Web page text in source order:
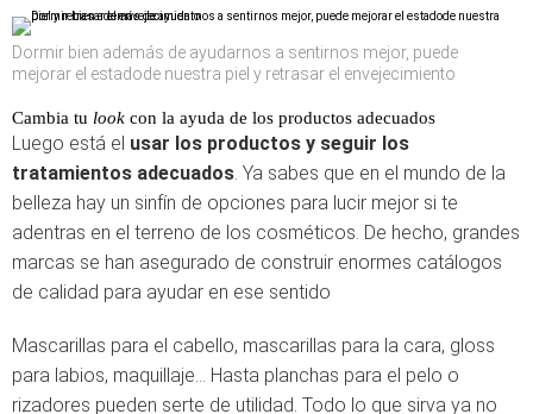
Dormir bien además de ayudarnos a sentirnos mejor, puede
mejorar el estadode nuestra piel y retrasar el envejecimiento
Cambia tu look con la ayuda de los productos adecuados
Luego está el usar los productos y seguir los
tratamientos adecuados. Ya sabes que en el mundo de la
belleza hay un sinfín de opciones para lucir mejor si te
adentras en el terreno de los cosméticos. De hecho, grandes
marcas se han asegurado de construir enormes catálogos
de calidad para ayudar en ese sentido
Mascarillas para el cabello, mascarillas para la cara, gloss
para labios, maquillaje… Hasta planchas para el pelo o
rizadores pueden serte de utilidad. Todo lo que sirva ya no